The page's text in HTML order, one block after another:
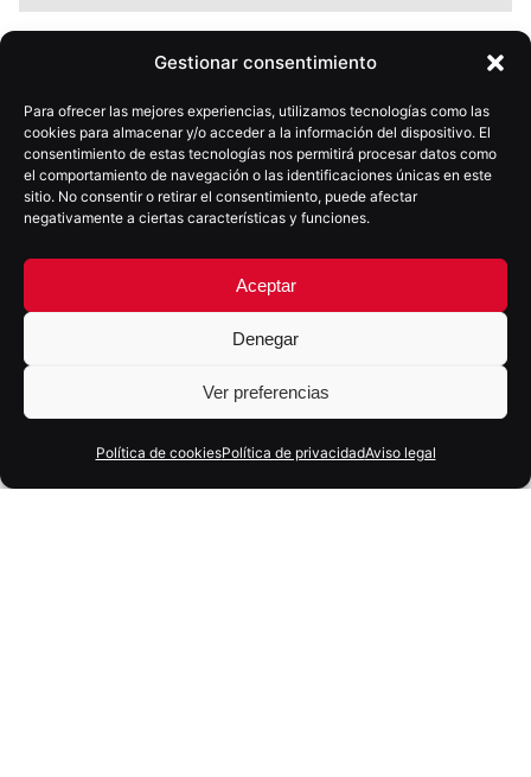
Gestionar consentimiento
Para ofrecer las mejores experiencias, utilizamos tecnologías como las
cookies para almacenar y/o acceder a la información del dispositivo. El
consentimiento de estas tecnologías nos permitirá procesar datos como
el comportamiento de navegación o las identificaciones únicas en este
sitio. No consentir o retirar el consentimiento, puede afectar
negativamente a ciertas características y funciones.
Aceptar
Denegar
Ver preferencias
Política de cookiesPolítica de privacidadAviso legal
Presencia digital vs estrategia digital: la
diferencia que decide los resultados